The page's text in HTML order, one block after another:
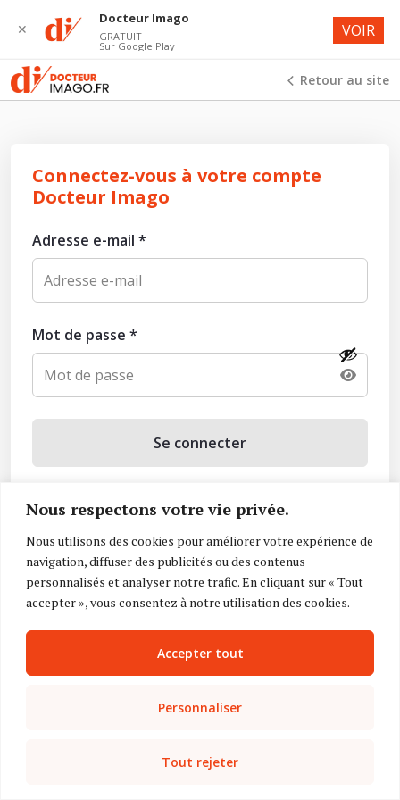
Nous respectons votre vie privée.
Nous utilisons des cookies pour améliorer votre expérience de
navigation, diffuser des publicités ou des contenus
personnalisés et analyser notre trafic. En cliquant sur « Tout
accepter », vous consentez à notre utilisation des cookies.
Personnaliser
Tout rejeter
Accepter tout
Retour au site
Connectez-vous à votre compte
Docteur Imago
Adresse e-mail *
Mot de passe *
Se connecter
Mot de passe oublié ?
Vous n’avez pas de compte ? Inscrivez-vous
✕
Docteur Imago
GRATUIT
Sur Google Play
VOIR